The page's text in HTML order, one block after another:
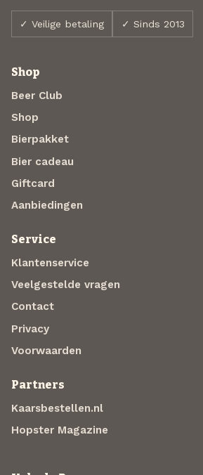
✓ Veilige betaling ✓ Sinds 2013
Shop
Beer Club
Shop
Bierpakket
Bier cadeau
Giftcard
Aanbiedingen
Service
Klantenservice
Veelgestelde vragen
Contact
Privacy
Voorwaarden
Partners
Kaarsbestellen.nl
Hopster Magazine